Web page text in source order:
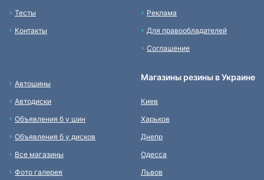
Тесты
Контакты
Реклама
Для правообладателей
Соглашение
Автошины
Автодиски
Объявления б у шин
Объявления б у дисков
Все магазины
Фото галерея
Магазины резины в Украине
Киев
Харьков
Днепр
Одесса
Львов